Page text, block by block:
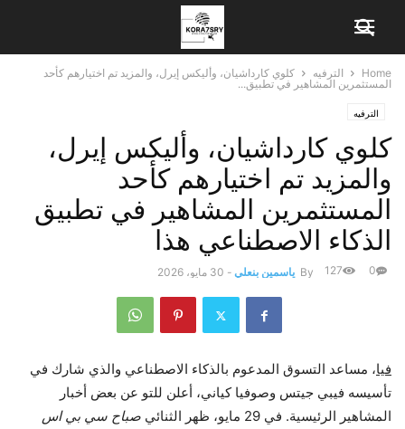
Home الترفيه
كلوي كارداشيان، وأليكس إيرل، والمزيد تم اختيارهم كأحد
المستثمرين المشاهير في تطبيق...
الترفيه
كلوي كارداشيان، وأليكس إيرل،
والمزيد تم اختيارهم كأحد
المستثمرين المشاهير في تطبيق
الذكاء الاصطناعي هذا
By ياسمين بنعلي - 30 مايو، 2026 0
127
فيا، مساعد التسوق المدعوم بالذكاء الاصطناعي والذي شارك في
تأسيسه فيبي جيتس وصوفيا كياني، أعلن للتو عن بعض أخبار
المشاهير الرئيسية. في 29 مايو، ظهر الثنائي
صباح سي بي اس